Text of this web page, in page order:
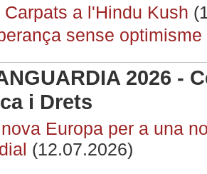
Carpats a l'Hindu Kush
sense optimisme
2026 -
i Drets
Europa per a una
(12.07.2026)